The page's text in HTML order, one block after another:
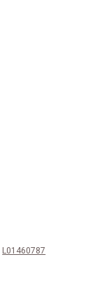
L01460787